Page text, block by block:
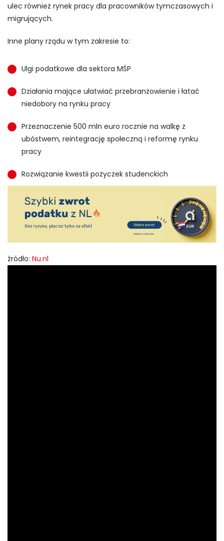
ulec również rynek pracy dla pracowników tymczasowych i
migrujących.
Inne plany rządu w tym zakresie to:
Ulgi podatkowe dla sektora MŚP
Działania mające ułatwiać przebranżowienie i łatać
niedobory na rynku pracy
Przeznaczenie 500 mln euro rocznie na walkę z
ubóstwem, reintegrację społeczną i reformę rynku
pracy
Rozwiązanie kwestii pożyczek studenckich
źródło: Nu.nl